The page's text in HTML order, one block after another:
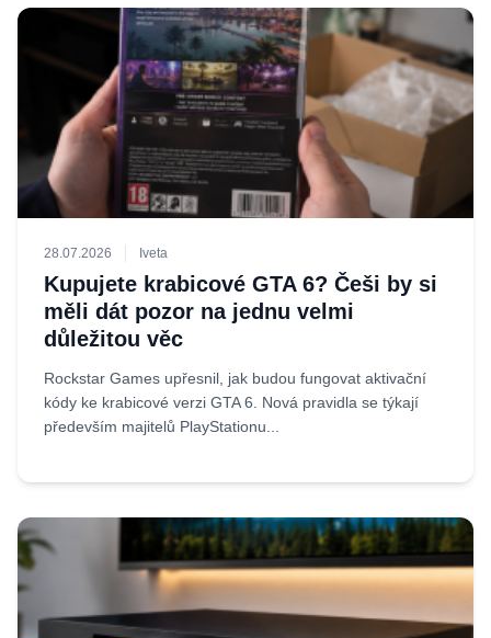
28.07.2026 Iveta
Kupujete krabicové GTA 6? Češi by si
měli dát pozor na jednu velmi
důležitou věc
Rockstar Games upřesnil, jak budou fungovat aktivační
kódy ke krabicové verzi GTA 6. Nová pravidla se týkají
především majitelů PlayStationu...